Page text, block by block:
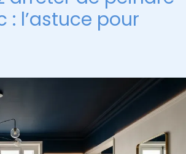
l’astuce pour